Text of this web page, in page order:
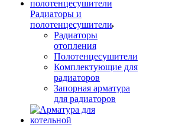
Радиаторы и
полотенцесушители
Радиаторы
отопления
Полотенцесушители
Комплектующие для
радиаторов
Запорная арматура
для радиаторов